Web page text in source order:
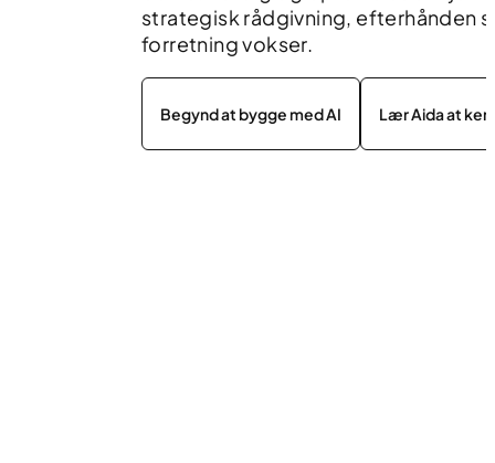
strategisk rådgivning, efterhånden
forretning vokser.
Begynd at bygge med AI Lær Aida at